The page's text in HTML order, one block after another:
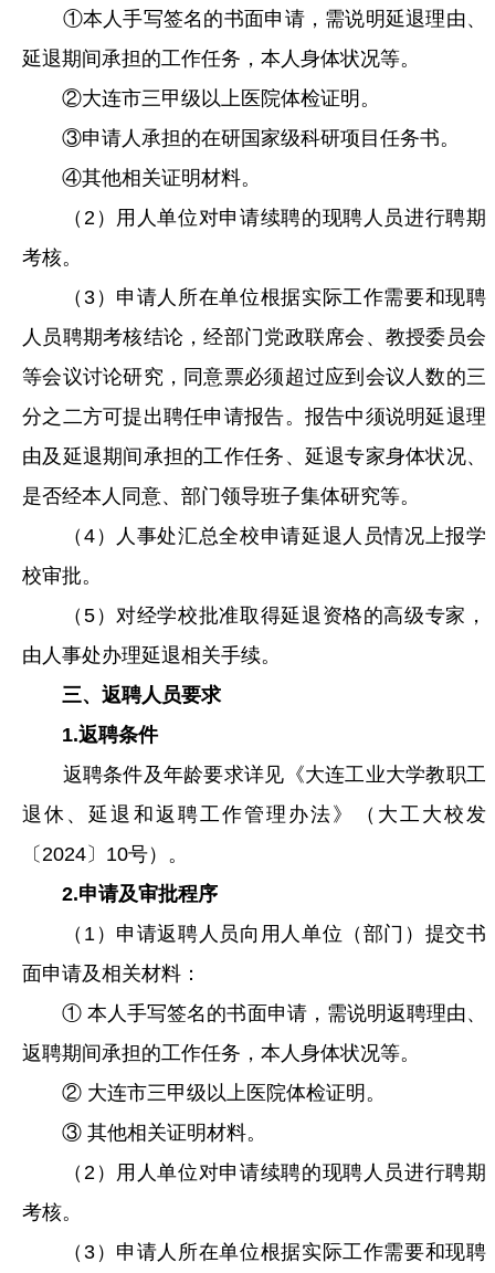
①本人手写签名的书面申请，需说明延退理由、
延退期间承担的工作任务，本人身体状况等。
②大连市三甲级以上医院体检证明。
③申请人承担的在研国家级科研项目任务书。
④其他相关证明材料。
（2）用人单位对申请续聘的现聘人员进行聘期
考核。
（3）申请人所在单位根据实际工作需要和现聘
人员聘期考核结论，经部门党政联席会、教授委员会
等会议讨论研究，同意票必须超过应到会议人数的三
分之二方可提出聘任申请报告。报告中须说明延退理
由及延退期间承担的工作任务、延退专家身体状况、
是否经本人同意、部门领导班子集体研究等。
（4）人事处汇总全校申请延退人员情况上报学
校审批。
（5）对经学校批准取得延退资格的高级专家，
由人事处办理延退相关手续。
三、返聘人员要求
1.返聘条件
返聘条件及年龄要求详见《大连工业大学教职工
退休、延退和返聘工作管理办法》（大工大校发
〔2024〕10号）。
2.申请及审批程序
（1）申请返聘人员向用人单位（部门）提交书
面申请及相关材料：
① 本人手写签名的书面申请，需说明返聘理由、
返聘期间承担的工作任务，本人身体状况等。
② 大连市三甲级以上医院体检证明。
③ 其他相关证明材料。
（2）用人单位对申请续聘的现聘人员进行聘期
考核。
（3）申请人所在单位根据实际工作需要和现聘